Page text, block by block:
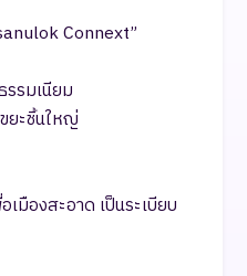
Connext”
รรมเนียม
ยะชิ้นใหญ่
มืองสะอาด เป็นระเบียบ